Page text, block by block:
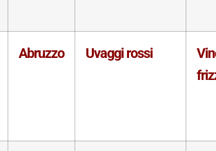
Abruzzo Uvaggi rossi